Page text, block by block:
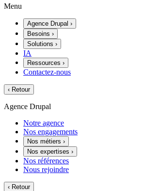
Menu
Agence Drupal ›
Besoins ›
Solutions ›
IA
Ressources ›
Contactez-nous
‹ Retour
Agence Drupal
Notre agence
Nos engagements
Nos métiers ›
Nos expertises ›
Nos références
Nous rejoindre
‹ Retour